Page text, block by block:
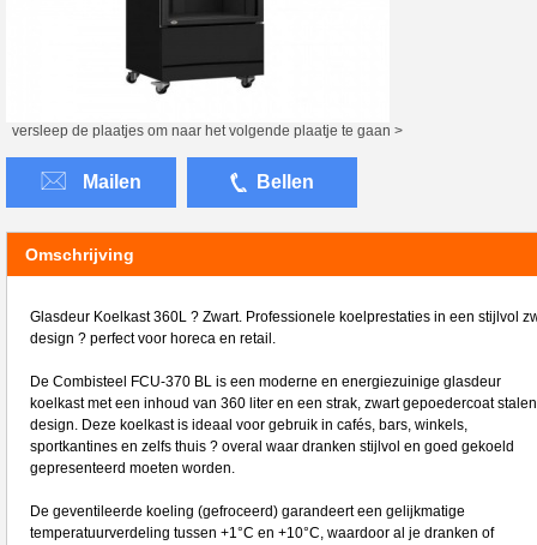
versleep de plaatjes om naar het volgende plaatje te gaan >
Mailen Bellen
Omschrijving
Glasdeur Koelkast 360L ? Zwart. Professionele koelprestaties in een stijlvol
design ? perfect voor horeca en retail.
De Combisteel FCU-370 BL is een moderne en energiezuinige glasdeur
koelkast met een inhoud van 360 liter en een strak, zwart gepoedercoat stalen
design. Deze koelkast is ideaal voor gebruik in cafés, bars, winkels,
sportkantines en zelfs thuis ? overal waar dranken stijlvol en goed gekoeld
gepresenteerd moeten worden.
De geventileerde koeling (gefroceerd) garandeert een gelijkmatige
temperatuurverdeling tussen +1°C en +10°C, waardoor al je dranken of